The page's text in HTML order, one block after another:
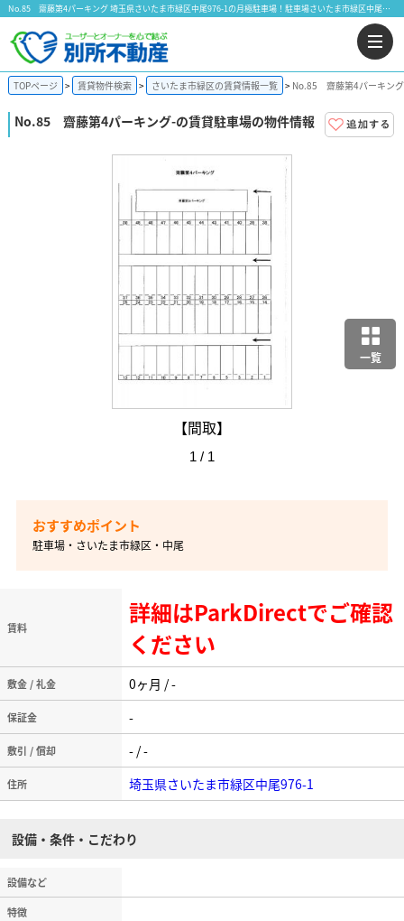
No.85 齋藤第4パーキング 埼玉県さいたま市緑区中尾976-1の月極駐車場！駐車場さいたま市緑区中尾｜株式会社 別所不動産
TOPページ 賃貸物件検索 さいたま市緑区の賃貸情報一覧 No.85 齋藤第4パーキン
No.85 齋藤第4パーキング-の賃貸駐車場の物件情報
一覧
【間取】
1 / 1
駐車場・さいたま市緑区・中尾
賃料
詳細はParkDirectでご確認
ください
敷金 / 礼金 0ヶ月 / -
保証金 -
敷引 / 償却 - / -
住所 埼玉県さいたま市緑区中尾976-1
設備・条件・こだわり
設備など
特徴